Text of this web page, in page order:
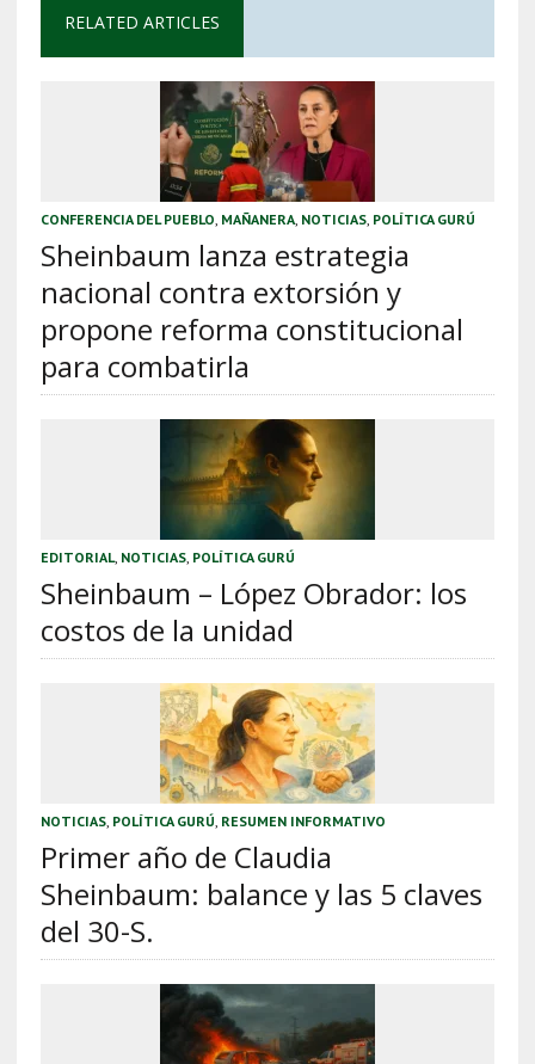
RELATED ARTICLES
CONFERENCIA DEL PUEBLO MAÑANERA, NOTICIAS, POLÍTICA GURÚ
Sheinbaum lanza estrategia
nacional contra extorsión y
propone reforma constitucional
para combatirla
EDITORIAL, NOTICIAS, POLÍTICA GURÚ
Sheinbaum – López Obrador: los
costos de la unidad
NOTICIAS, POLÍTICA GURÚ RESUMEN INFORMATIVO
Primer año de Claudia
Sheinbaum: balance y las 5 claves
del 30-S.